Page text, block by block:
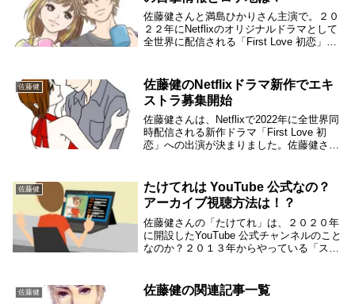
佐藤健さんと満島ひかりさん主演で。２０
２２年にNetflixのオリジナルドラマとして
全世界に配信される「First Love 初恋」で
期されていて５月頃から始まりま...
佐藤健
佐藤健のNetflixドラマ新作でエキ
ストラ募集開始
佐藤健さんは、Netflixで2022年に全世界同
時配信される新作ドラマ「First Love 初
恋」への出演が決まりました。佐藤健さん
ラ募集が始まるので、クランク...
佐藤健
たけてれは YouTube 公式なの？
アーカイブ視聴方法は！？
佐藤健さんの「たけてれ」は、２０２０年
に開設したYouTube 公式チャンネルのこと
なのか？２０１３年からやっている「スト
てみました。たけてれは YouTube 公...
佐藤健 佐藤健の関連記事一覧